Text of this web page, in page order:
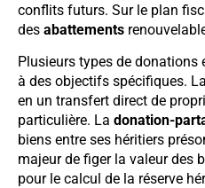
conflits futurs. Sur le plan
des abattements
Plusieurs types de donations
à des objectifs spécifiques. La
en un transfert direct de
particulière. La donation-
biens entre ses héritiers
majeur de figer la valeur des
pour le calcul de la réserve